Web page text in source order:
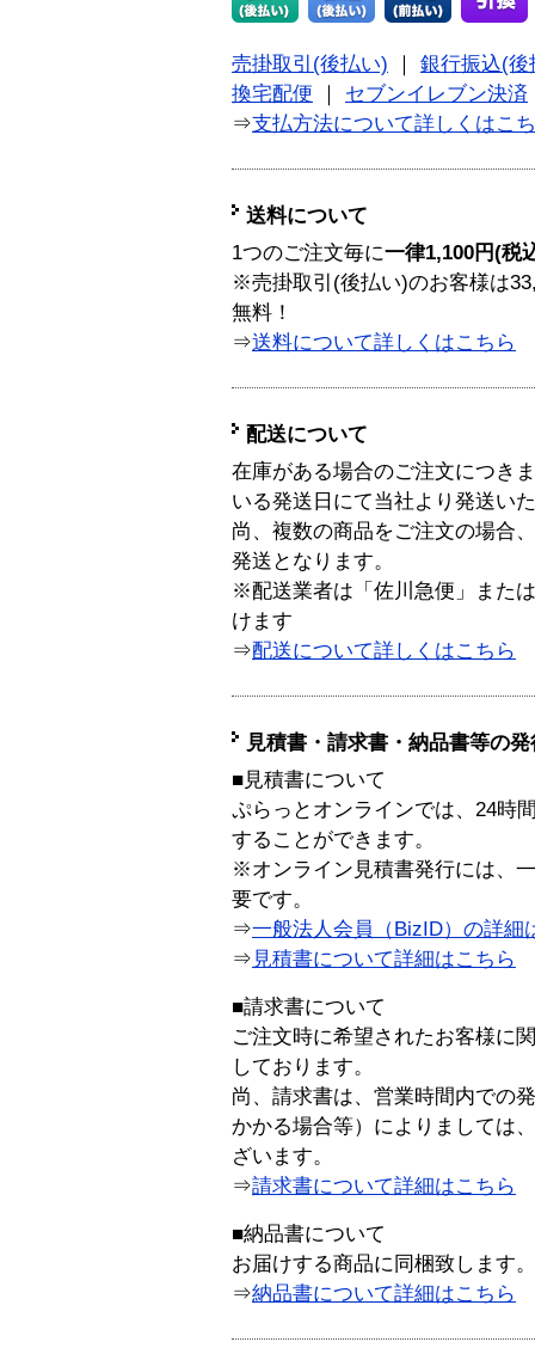
売掛取引(後払い)
銀行振込(後
換宅配便
セブンイレブン決済
⇒支払方法について詳しくはこ
送料について
1つのご注文毎に一律1,100円(税
※売掛取引(後払い)のお客様は
無料！
⇒送料について詳しくはこちら
配送について
在庫がある場合のご注文につき
いる発送日にて当社より発送い
尚、複数の商品をご注文の場合
発送となります。
※配送業者は「佐川急便」また
けます
⇒配送について詳しくはこちら
見積書・請求書・納品書等の
■見積書について
ぷらっとオンラインでは、24時
することができます。
※オンライン見積書発行には、
要です。
⇒一般法人会員（BizID）の詳細
⇒ 見積書について詳細はこちら
■請求書について
ご注文時に希望されたお客様に
しております。
尚、請求書は、営業時間内での
かかる場合等）によりましては
ざいます。
⇒請求書について詳細はこちら
■納品書について
お届けする商品に同梱致します。
⇒納品書について詳細はこちら